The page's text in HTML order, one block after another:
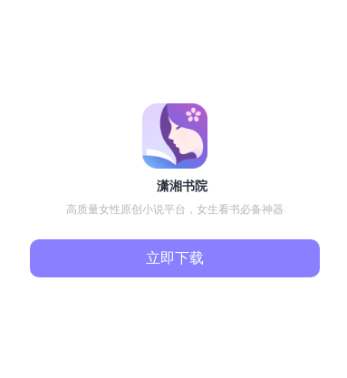
潇湘书院
高质量女性原创小说平台，女生看书必备神器
立即下载